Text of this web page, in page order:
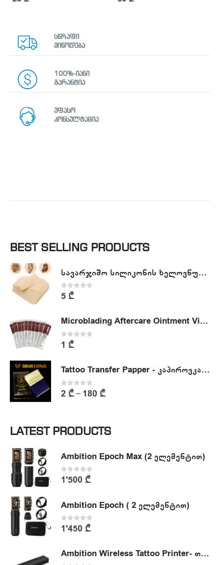
სწრაფი
მიწოდება
100%-იანი
გარანტია
უფასო
კონსულტაცია
BEST SELLING PRODUCTS
სავარჯიშო სილიკონის ხელოვნური კანი - Tattoo Practike skin
0out of 5
5 ₾
Microblading Aftercare Ointment Vitamin A&D
0 out of 5
1 ₾
Tattoo Transfer Papper - კაპიროვკა - ტატუს ესკიზის კოპირების ქაღალდი
0out of 5
2 ₾– 180 ₾
LATEST PRODUCTS
Ambition Epoch Max (2 ელემენტით)
0out of 5
1'500 ₾
Ambition Epoch ( 2 ელემენტით)
0out of 5
1'450 ₾
Ambition Wireless Tattoo Printer- თერმული პრინტერი